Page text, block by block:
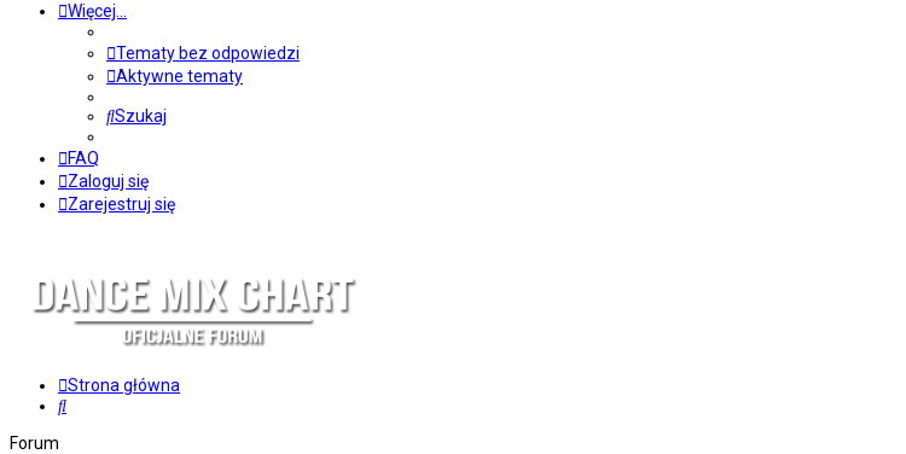
Więcej…
Tematy bez odpowiedzi
Aktywne tematy
Szukaj
FAQ
Zaloguj się
Zarejestruj się
Strona główna
Szukaj
Forum